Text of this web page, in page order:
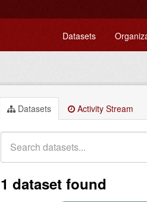
Datasets
Datasets Activity Stream
1 dataset found